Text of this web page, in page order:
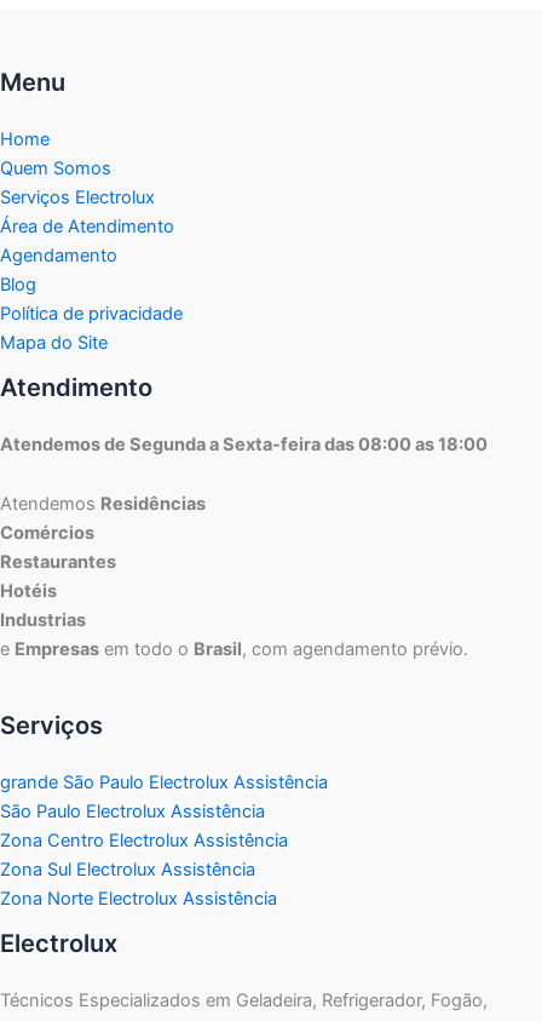
Menu
Home
Quem Somos
Serviços Electrolux
Área de Atendimento
Agendamento
Blog
Política de privacidade
Mapa do Site
Atendimento
Atendemos de Segunda a Sexta-feira das 08:00 as 18:00
Atendemos Residências
Comércios
Restaurantes
Hotéis
Industrias
e Empresas em todo o Brasil, com agendamento prévio.
Serviços
grande São Paulo Electrolux Assistência
São Paulo Electrolux Assistência
Zona Centro Electrolux Assistência
Zona Sul Electrolux Assistência
Zona Norte Electrolux Assistência
Electrolux
Técnicos Especializados em Geladeira, Refrigerador, Fogão,